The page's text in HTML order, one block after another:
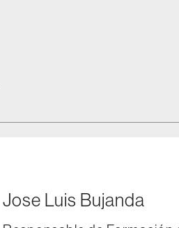
Jose Luis Bujanda